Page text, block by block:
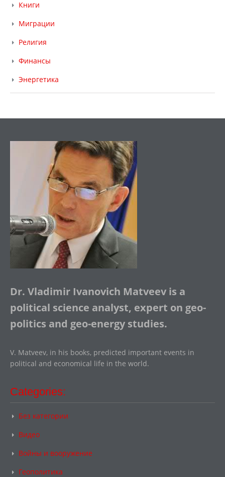
Книги
Миграции
Религия
Финансы
Энергетика
Dr. Vladimir Ivanovich Matveev is a
political science analyst, expert on geo-
politics and geo-energy studies.
V. Matveev, in his books, predicted important events in
political and economical life in the world.
Categories:
Без категории
Видео
Войны и вооружение
Геополитика